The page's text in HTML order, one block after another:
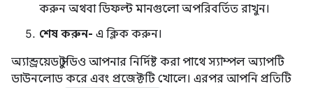
করুন অথবা ডিফল্ট মানগুলো অপরিবর্তিত রাখুন।
শেষ করুন- এ ক্লিক করুন।
অ্যান্ড্রয়েড স্টুডিও আপনার নির্দিষ্ট করা পাথে স্যাম্পল অ্যাপটি
ডাউনলোড করে এবং প্রজেক্টটি খোলে। এরপর আপনি প্রতিটি